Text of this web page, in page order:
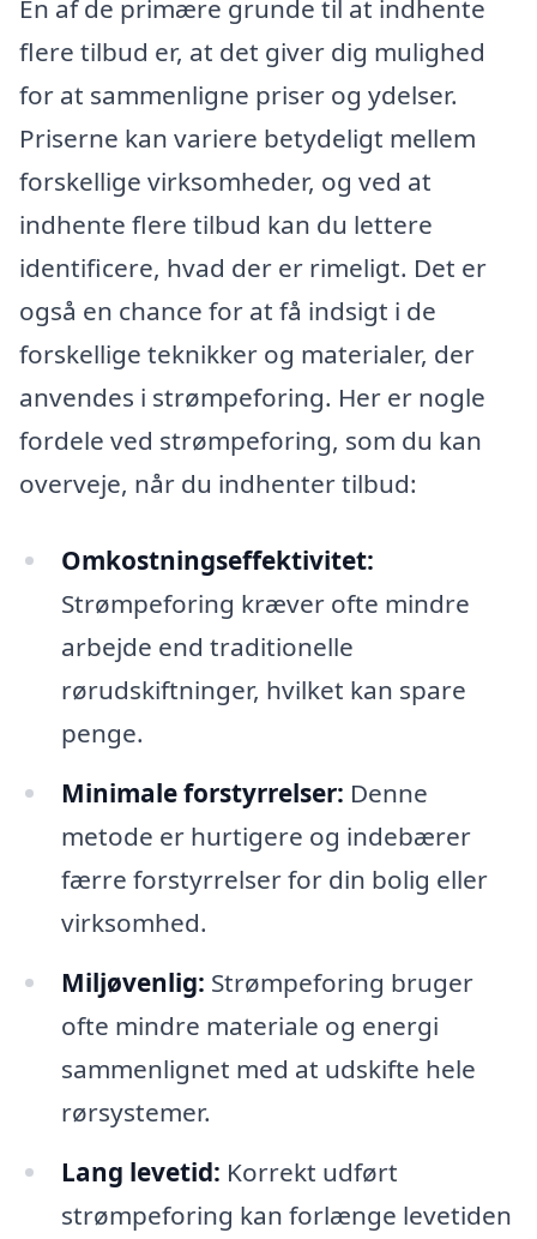
En af de primære grunde til at indhente
flere tilbud er, at det giver dig mulighed
for at sammenligne priser og ydelser.
Priserne kan variere betydeligt mellem
forskellige virksomheder, og ved at
indhente flere tilbud kan du lettere
identificere, hvad der er rimeligt. Det er
også en chance for at få indsigt i de
forskellige teknikker og materialer, der
anvendes i strømpeforing. Her er nogle
fordele ved strømpeforing, som du kan
overveje, når du indhenter tilbud:
Omkostningseffektivitet:
Strømpeforing kræver ofte mindre
arbejde end traditionelle
rørudskiftninger, hvilket kan spare
penge.
Minimale forstyrrelser: Denne
metode er hurtigere og indebærer
færre forstyrrelser for din bolig eller
virksomhed.
Miljøvenlig: Strømpeforing bruger
ofte mindre materiale og energi
sammenlignet med at udskifte hele
rørsystemer.
Lang levetid: Korrekt udført
strømpeforing kan forlænge levetiden